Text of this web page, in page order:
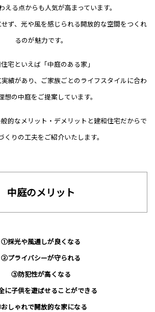
える点からも人気が高まっています。
ず、光や風を感じられる開放的な空間をつくれ
るのが魅力です。
宅といえば「中庭のある家」
績があり、ご家族ごとのライフスタイルに合わ
想の中庭をご提案しています。
的なメリット・デメリットと建和住宅だからで
くりの工夫をご紹介いたします。
中庭のメリット
①採光や風通しが良くなる
②プライバシーが守られる
③防犯性が高くなる
に子供を遊ばせることができる
しゃれで開放的な家になる